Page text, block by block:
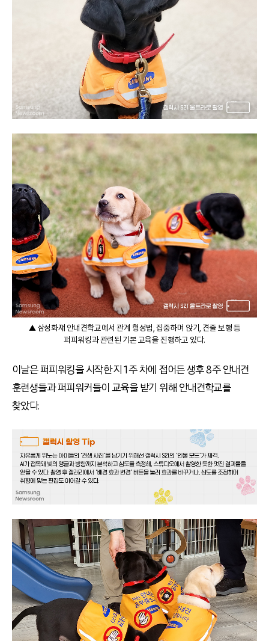
▲ 삼성화재 안내견학교에서 관계 형성법, 집중하며 앉기, 견줄 보행 등
퍼피워킹과 관련된 기본 교육을 진행하고 있다.
이날은 퍼피워킹을 시작한 지 1주 차에 접어든 생후 8주 안내견
훈련생들과 퍼피워커들이 교육을 받기 위해 안내견학교를
찾았다.